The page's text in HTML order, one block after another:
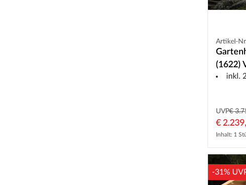
Artikel-
(1622)
inkl. 2
UVP€
€
Inhalt: 1
-31%